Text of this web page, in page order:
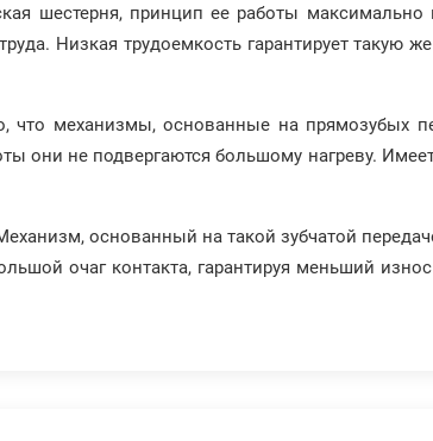
шестерня, принцип ее работы максимально
Низкая трудоемкость гарантирует такую
что механизмы, основанные на прямозубых
они не подвергаются большому нагреву.
основанный на такой зубчатой
очаг контакта, гарантируя меньший